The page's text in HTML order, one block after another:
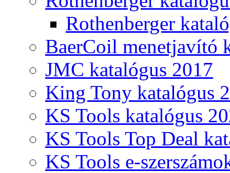
Rothenberger
BaerCoil menetjavító
JMC katalógus 2017
King Tony katalógus
KS Tools katalógus
KS Tools Top Deal
KS Tools e-